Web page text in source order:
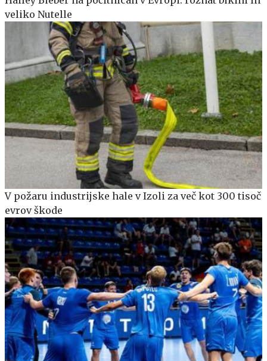
veliko Nutelle
V požaru industrijske hale v Izoli za več kot 300 tisoč
evrov škode